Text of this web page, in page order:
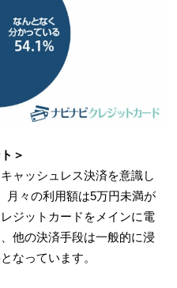
＞
ャッシュレス決済を意識し
月々の利用額は5万円未満が
ジットカードをメインに電
他の決済手段は一般的に浸
なっています。